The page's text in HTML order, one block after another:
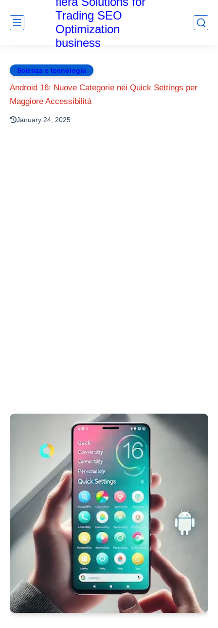
Trading SEO
Optimization
business
Scienza e tecnologia
Android 16: Nuove Categorie nei Quick Settings per
Maggiore Accessibilità
January 24, 2025